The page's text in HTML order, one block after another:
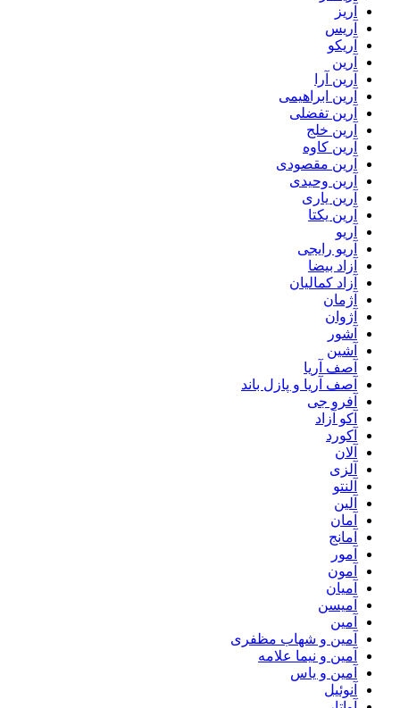
آریز
آریس
آریکو
آرین
آرین آرا
آرین ابراهیمی
آرین تفضلی
آرین خلج
آرین کاوه
آرین مقصودی
آرین وحیدی
آرین یاری
آرین یکتا
آریو
آریو رایجی
آزاد بیضا
آزاد کمالیان
آژمان
آژوان
آشور
آشین
آصف آریا
آصف آریا و پازل باند
آفرو جی
آکو آزاد
آکورد
آلان
آلزی
آلنتو
آلین
آمان
آمانج
آمور
آمون
آمیان
آمیسن
آمین
آمین و شهاب مظفری
آمین و نیما علامه
آمین و یاس
آنوئیل